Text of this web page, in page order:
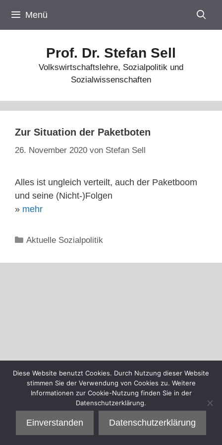
Inhalt
springen
Menü
Prof. Dr. Stefan Sell
Volkswirtschaftslehre, Sozialpolitik und
Sozialwissenschaften
Zur Situation der Paketboten
26. November 2020 von Stefan Sell
Alles ist ungleich verteilt, auch der Paketboom
und seine (Nicht-)Folgen
» mehr
Kategorien
Aktuelle Sozialpolitik
Diese Website benutzt Cookies. Durch Nutzung dieser Website
stimmen Sie der Verwendung von Cookies zu. Weitere
Informationen zur Cookie-Nutzung finden Sie in der
Datenschutzerklärung.
Einverstanden Datenschutzerklärung